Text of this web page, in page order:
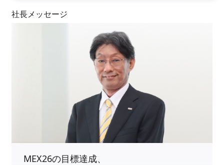
社長メッセージ
MEX26の目標達成、